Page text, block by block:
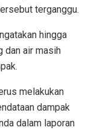
terganggu.
hingga
dan air masih
melakukan
dampak
dalam laporan